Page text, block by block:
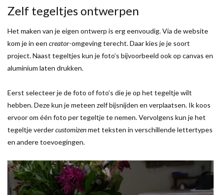
Zelf tegeltjes ontwerpen
Het maken van je eigen ontwerp is erg eenvoudig. Via de website
kom je in een creator-omgeving terecht. Daar kies je je soort
project. Naast tegeltjes kun je foto’s bijvoorbeeld ook op canvas en
aluminium laten drukken.
Eerst selecteer je de foto of foto’s die je op het tegeltje wilt
hebben. Deze kun je meteen zelf bijsnijden en verplaatsen. Ik koos
ervoor om één foto per tegeltje te nemen. Vervolgens kun je het
tegeltje verdercustomizenmet teksten in verschillende lettertypes
en andere toevoegingen.